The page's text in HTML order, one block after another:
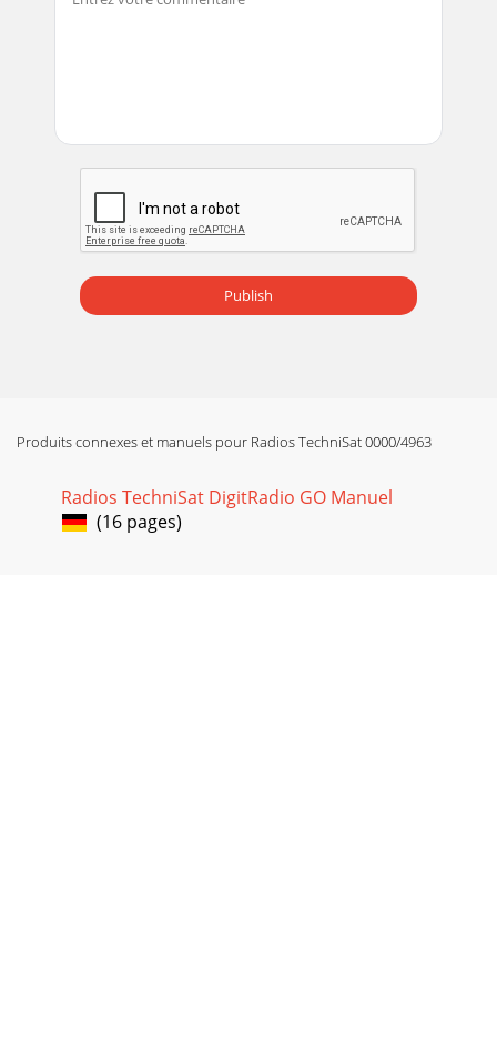
Publish
Produits connexes et manuels pour Radios TechniSat 0000/4963
Radios TechniSat DigitRadio GO Manuel
(16 pages)